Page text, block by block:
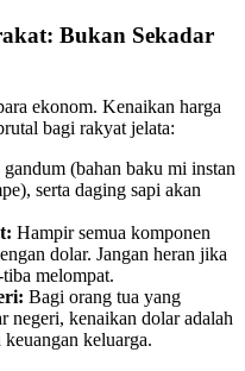
Bukan Sekadar
ekonom. Kenaikan harga
bagi rakyat jelata:
(bahan baku mi instan
serta daging sapi akan
Hampir semua komponen
dolar. Jangan heran jika
melompat.
Bagi orang tua yang
negeri, kenaikan dolar adalah
keluarga.